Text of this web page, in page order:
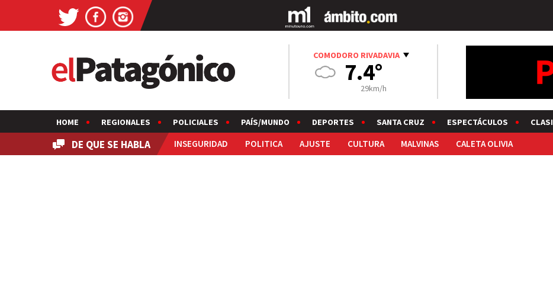
COMODORO RIVADAVIA
7.4°
29km/h
HOME REGIONALES POLICIALES PAÍS/MUNDO DEPORTES SANTA CRUZ ESPECTÁCULOS
DE QUE SE HABLA INSEGURIDAD POLITICA AJUSTE CULTURA MALVINAS CALETA OLIVIA